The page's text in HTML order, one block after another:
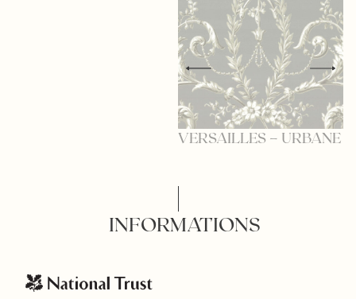
VERSAILLES – URBANE
INFORMATIONS